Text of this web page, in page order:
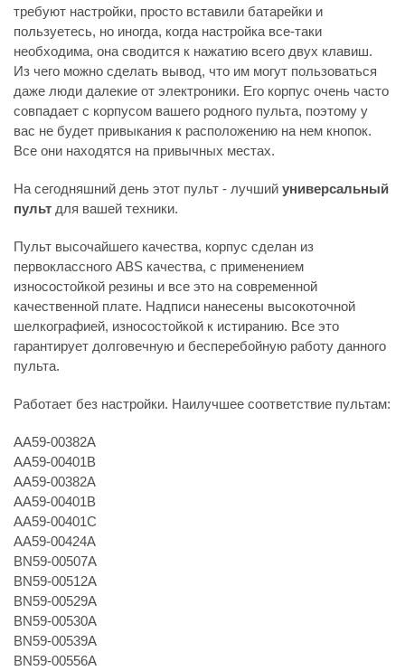
требуют настройки, просто вставили батарейки и
пользуетесь, но иногда, когда настройка все-таки
необходима, она сводится к нажатию всего двух клавиш.
Из чего можно сделать вывод, что им могут пользоваться
даже люди далекие от электроники. Его корпус очень часто
совпадает с корпусом вашего родного пульта, поэтому у
вас не будет привыкания к расположению на нем кнопок.
Все они находятся на привычных местах.
На сегодняшний день этот пульт - лучший универсальный
пульт для вашей техники.
Пульт высочайшего качества, корпус сделан из
первоклассного ABS качества, с применением
износостойкой резины и все это на современной
качественной плате. Надписи нанесены высокоточной
шелкографией, износостойкой к истиранию. Все это
гарантирует долговечную и бесперебойную работу данного
пульта.
Работает без настройки. Наилучшее соответствие пультам:
AA59-00382A
AA59-00401B
AA59-00382A
AA59-00401B
AA59-00401C
AA59-00424A
BN59-00507A
BN59-00512A
BN59-00529A
BN59-00530A
BN59-00539A
BN59-00556A